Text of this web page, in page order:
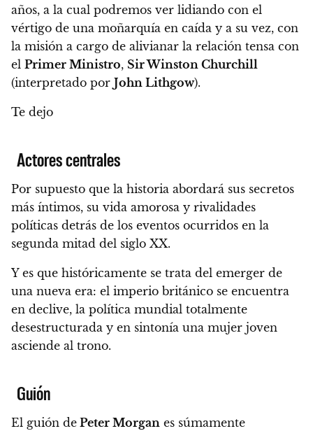
años, a la cual podremos ver lidiando con el
vértigo de una moñarquía en caída y a su vez, con
la misión a cargo de alivianar la relación tensa con
el Primer Ministro, Sir Winston Churchill
(interpretado por John Lithgow).
Te dejo
Actores centrales
Por supuesto que la historia abordará sus secretos
más íntimos, su vida amorosa y rivalidades
políticas detrás de los eventos ocurridos en la
segunda mitad del siglo XX.
Y es que históricamente se trata del emerger de
una nueva era: el imperio británico se encuentra
en declive, la política mundial totalmente
desestructurada y en sintonía una mujer joven
asciende al trono.
Guión
El guión de Peter Morgan es súmamente